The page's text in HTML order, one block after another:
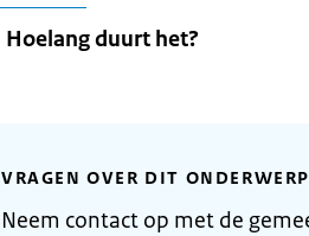
Hoelang duurt het?
VRAGEN OVER DIT
Neem contact op met de